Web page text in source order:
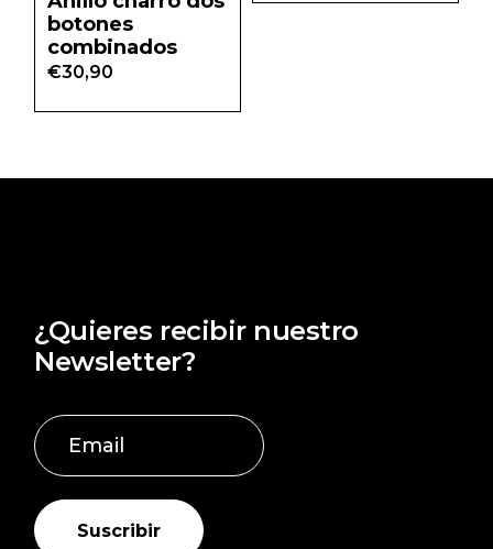
botones
combinados
€30,90
¿Quieres recibir nuestro
Newsletter?
Suscribir